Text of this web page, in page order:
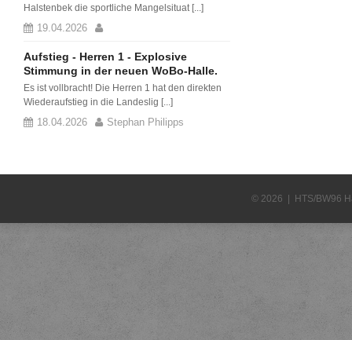
Halstenbek die sportliche Mangelsituat [...]
19.04.2026
Aufstieg - Herren 1 - Explosive
Stimmung in der neuen WoBo-Halle.
Es ist vollbracht! Die Herren 1 hat den direkten
Wiederaufstieg in die Landeslig [...]
18.04.2026 Stephan Philipps
© 2026 | HTS/BW96